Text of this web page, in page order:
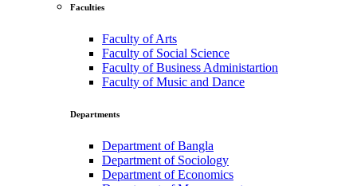
Faculties
Faculty of Arts
Faculty of Social Science
Faculty of Business Administartion
Faculty of Music and Dance
Departments
Department of Bangla
Department of Sociology
Department of Economics